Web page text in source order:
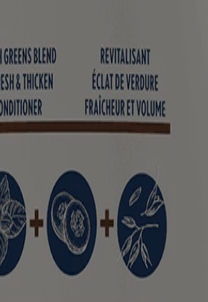
comme premier ingrédient.
sur l'emballage du produit que vous